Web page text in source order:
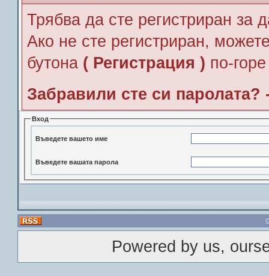
Трябва да сте регистриран за
Ако не сте регистриран,
бутона ( Регистрация ) по-
Забравили сте си паролата?
Вход
Въведете вашето име
Въведете вашата парола
Powered by us,